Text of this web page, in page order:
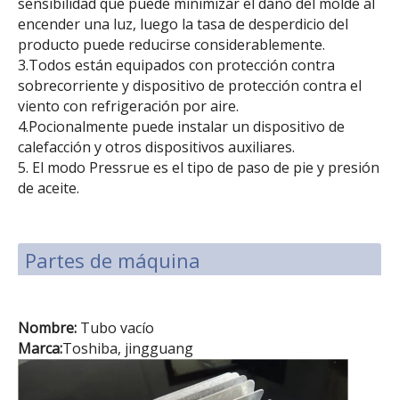
encender una luz, luego la tasa de desperdicio del
producto puede reducirse considerablemente.
3.Todos están equipados con protección contra
sobrecorriente y dispositivo de protección contra el
viento con refrigeración por aire.
4.Pocionalmente puede instalar un dispositivo de
calefacción y otros dispositivos auxiliares.
5. El modo Pressrue es el tipo de paso de pie y presión
de aceite.
Partes de máquina
Nombre: Tubo vacío
Marca:Toshiba, jingguang